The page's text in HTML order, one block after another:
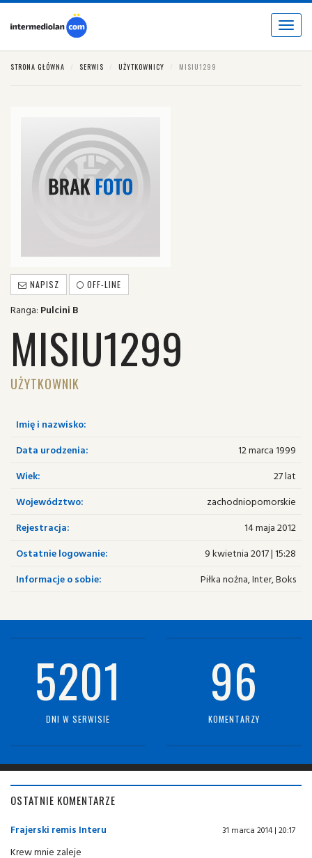
Toggle
STRONA GŁÓWNA SERWIS UŻYTKOWNICY MISIU1299
NAPISZ OFF-LINE
Ranga: Pulcini B
MISIU1299
UŻYTKOWNIK
Imię i nazwisko:
Data urodzenia:
12 marca 1999
Wiek:
27 lat
Województwo:
zachodniopomorskie
Rejestracja:
14 maja 2012
Ostatnie logowanie:
9 kwietnia 2017 | 15:28
Informacje o sobie:
Piłka nożna, Inter, Boks
5201
DNI W SERWISIE
96
KOMENTARZY
OSTATNIE KOMENTARZE
Frajerski remis Interu 31 marca 2014 | 20:17
Krew mnie zaleje